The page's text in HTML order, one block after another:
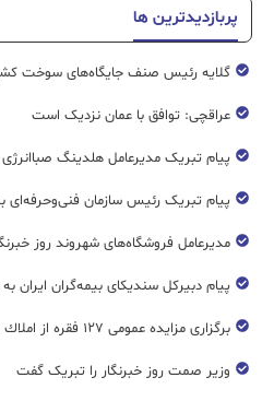
پربازدیدترین ها
گلایه رئیس صنف جایگاه‌های سوخت کشور از تاخیر ۵
عراقچی: توافق با عمان نزدیک است
پیام تبریک مدیرعامل هلدینگ
پیام تبریک رئیس سازمان فنی‌و‌حرفه‌ای
مدیرعامل فروشگاه‌های شهروند روز
پیام دبیرکل سندیکای بیمه‌گران ایران
برگزاری مزایده عمومی ۱۲۷ فقره از املاك مازاد بانك ملت
وزیر صمت روز خبرنگار را تبریک گفت